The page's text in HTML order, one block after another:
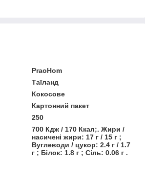
PraoHom
Таїланд
Кокосове
Картонний пакет
250
700 Кдж / 170 Ккал;. Жири /
насичені жири: 17 г / 15 г ;
Вуглеводи / цукор: 2.4 г / 1.7
г ; Білок: 1.8 г ; Сіль: 0.06 г .